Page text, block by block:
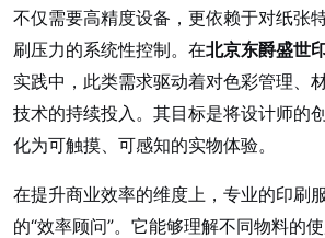
不仅需要高精度设备，更依赖于对纸张
刷压力的系统性控制。在北京东爵盛世
实践中，此类需求驱动着对色彩管理、
技术的持续投入。其目标是将设计师的
化为可触摸、可感知的实物体验。
在提升商业效率的维度上，专业的印刷
的“效率顾问”。它能够理解不同物料的